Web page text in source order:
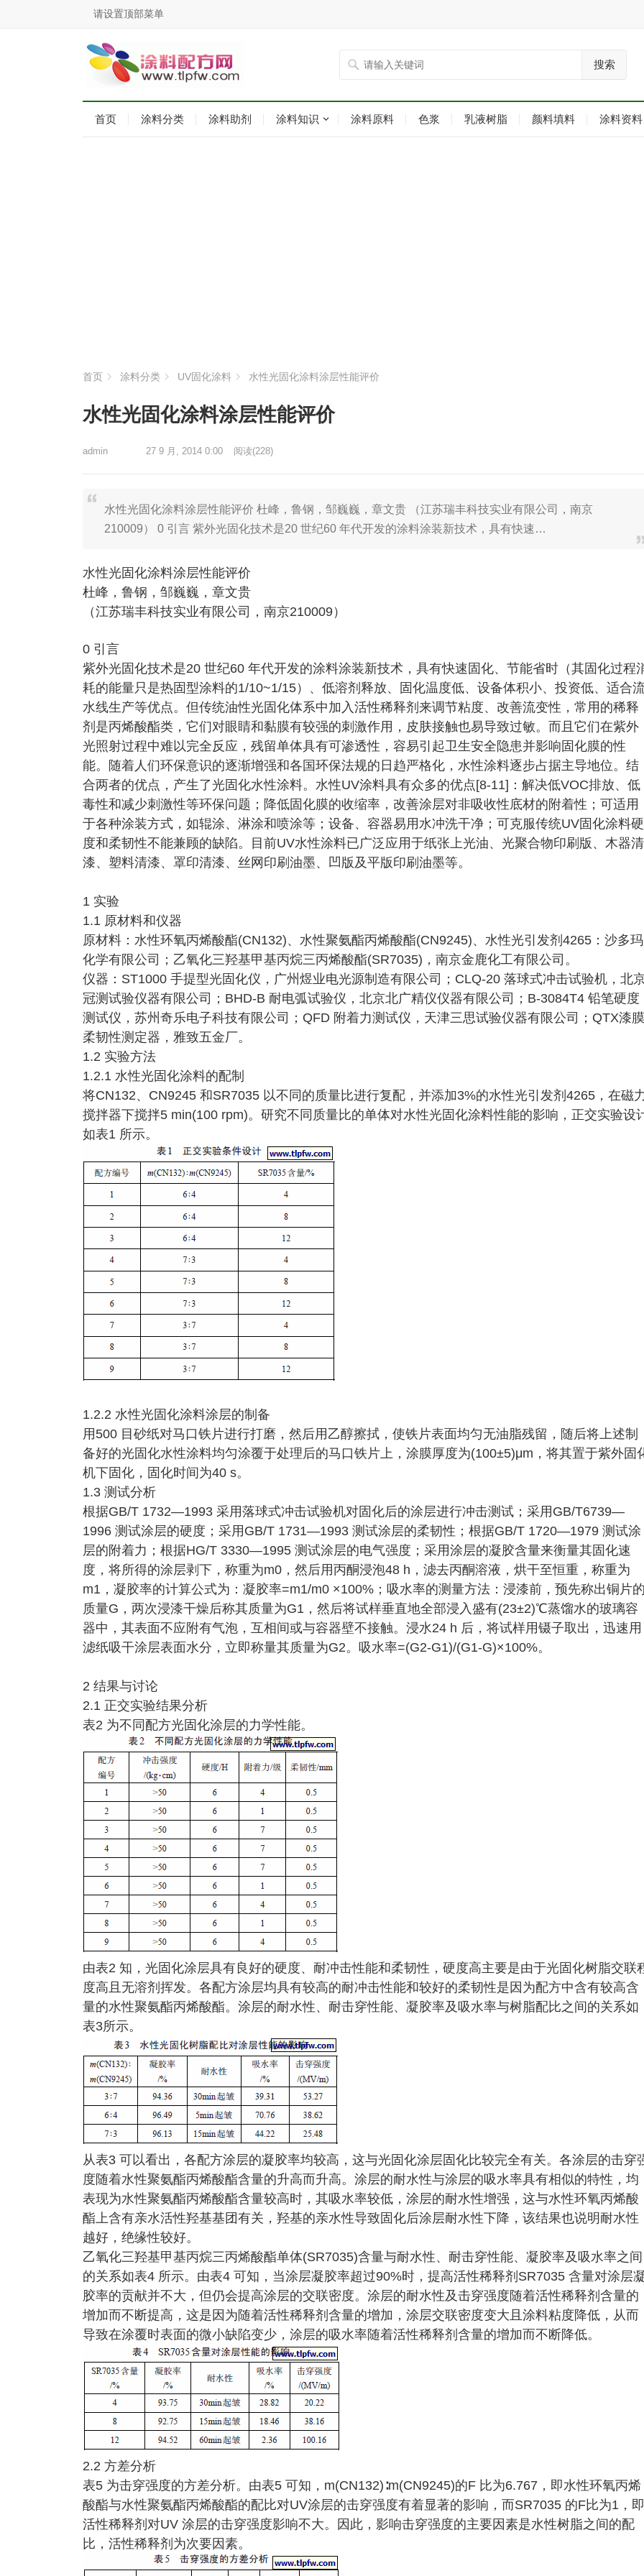
请设置顶部菜单
搜索
首页 涂料分类 涂料助剂 涂料知识 涂料原料 色浆 乳液树脂 颜料填料 涂料资料
首页 涂料分类 UV固化涂料 水性光固化涂料涂层性能评价
水性光固化涂料涂层性能评价
admin 27 9 月, 2014 0:00 阅读(228)
水性光固化涂料涂层性能评价 杜峰，鲁钢，邹巍巍，章文贵 （江苏瑞丰科技实业有限公司，南京
210009） 0 引言 紫外光固化技术是20 世纪60 年代开发的涂料涂装新技术，具有快速…
水性光固化涂料涂层性能评价
杜峰，鲁钢，邹巍巍，章文贵
（江苏瑞丰科技实业有限公司，南京210009）
0 引言
紫外光固化技术是20 世纪60 年代开发的涂料涂装新技术，具有快速固化、节能省时（其固化过程
耗的能量只是热固型涂料的1/10~1/15）、低溶剂释放、固化温度低、设备体积小、投资低、适合
水线生产等优点。但传统油性光固化体系中加入活性稀释剂来调节粘度、改善流变性，常用的稀释
剂是丙烯酸酯类，它们对眼睛和黏膜有较强的刺激作用，皮肤接触也易导致过敏。而且它们在紫外
光照射过程中难以完全反应，残留单体具有可渗透性，容易引起卫生安全隐患并影响固化膜的性
能。随着人们环保意识的逐渐增强和各国环保法规的日趋严格化，水性涂料逐步占据主导地位。结
合两者的优点，产生了光固化水性涂料。水性UV涂料具有众多的优点[8-11]：解决低VOC排放、低
毒性和减少刺激性等环保问题；降低固化膜的收缩率，改善涂层对非吸收性底材的附着性；可适用
于各种涂装方式，如辊涂、淋涂和喷涂等；设备、容器易用水冲洗干净；可克服传统UV固化涂料硬
度和柔韧性不能兼顾的缺陷。目前UV水性涂料已广泛应用于纸张上光油、光聚合物印刷版、木器清
漆、塑料清漆、罩印清漆、丝网印刷油墨、凹版及平版印刷油墨等。
1 实验
1.1 原材料和仪器
原材料：水性环氧丙烯酸酯(CN132)、水性聚氨酯丙烯酸酯(CN9245)、水性光引发剂4265：沙多玛
化学有限公司；乙氧化三羟基甲基丙烷三丙烯酸酯(SR7035)，南京金鹿化工有限公司。
仪器：ST1000 手提型光固化仪，广州煜业电光源制造有限公司；CLQ-20 落球式冲击试验机，北
冠测试验仪器有限公司；BHD-B 耐电弧试验仪，北京北广精仪仪器有限公司；B-3084T4 铅笔硬度
测试仪，苏州奇乐电子科技有限公司；QFD 附着力测试仪，天津三思试验仪器有限公司；QTX漆膜
柔韧性测定器，雅致五金厂。
1.2 实验方法
1.2.1 水性光固化涂料的配制
将CN132、CN9245 和SR7035 以不同的质量比进行复配，并添加3%的水性光引发剂4265，在磁
搅拌器下搅拌5 min(100 rpm)。研究不同质量比的单体对水性光固化涂料性能的影响，正交实验设
如表1 所示。
1.2.2 水性光固化涂料涂层的制备
用500 目砂纸对马口铁片进行打磨，然后用乙醇擦拭，使铁片表面均匀无油脂残留，随后将上述制
备好的光固化水性涂料均匀涂覆于处理后的马口铁片上，涂膜厚度为(100±5)μm，将其置于紫外固
机下固化，固化时间为40 s。
1.3 测试分析
根据GB/T 1732—1993 采用落球式冲击试验机对固化后的涂层进行冲击测试；采用GB/T6739—
1996 测试涂层的硬度；采用GB/T 1731—1993 测试涂层的柔韧性；根据GB/T 1720—1979 测试涂
层的附着力；根据HG/T 3330—1995 测试涂层的电气强度；采用涂层的凝胶含量来衡量其固化速
度，将所得的涂层剥下，称重为m0，然后用丙酮浸泡48 h，滤去丙酮溶液，烘干至恒重，称重为
m1，凝胶率的计算公式为：凝胶率=m1/m0 ×100%；吸水率的测量方法：浸漆前，预先称出铜片
质量G，两次浸漆干燥后称其质量为G1，然后将试样垂直地全部浸入盛有(23±2)℃蒸馏水的玻璃容
器中，其表面不应附有气泡，互相间或与容器壁不接触。浸水24 h 后，将试样用镊子取出，迅速用
滤纸吸干涂层表面水分，立即称量其质量为G2。吸水率=(G2-G1)/(G1-G)×100%。
2 结果与讨论
2.1 正交实验结果分析
表2 为不同配方光固化涂层的力学性能。
由表2 知，光固化涂层具有良好的硬度、耐冲击性能和柔韧性，硬度高主要是由于光固化树脂交联
度高且无溶剂挥发。各配方涂层均具有较高的耐冲击性能和较好的柔韧性是因为配方中含有较高含
量的水性聚氨酯丙烯酸酯。涂层的耐水性、耐击穿性能、凝胶率及吸水率与树脂配比之间的关系如
表3所示。
从表3 可以看出，各配方涂层的凝胶率均较高，这与光固化涂层固化比较完全有关。各涂层的击穿
度随着水性聚氨酯丙烯酸酯含量的升高而升高。涂层的耐水性与涂层的吸水率具有相似的特性，均
表现为水性聚氨酯丙烯酸酯含量较高时，其吸水率较低，涂层的耐水性增强，这与水性环氧丙烯酸
酯上含有亲水活性羟基基团有关，羟基的亲水性导致固化后涂层耐水性下降，该结果也说明耐水性
越好，绝缘性较好。
乙氧化三羟基甲基丙烷三丙烯酸酯单体(SR7035)含量与耐水性、耐击穿性能、凝胶率及吸水率之间
的关系如表4 所示。由表4 可知，当涂层凝胶率超过90%时，提高活性稀释剂SR7035 含量对涂层
胶率的贡献并不大，但仍会提高涂层的交联密度。涂层的耐水性及击穿强度随着活性稀释剂含量的
增加而不断提高，这是因为随着活性稀释剂含量的增加，涂层交联密度变大且涂料粘度降低，从而
导致在涂覆时表面的微小缺陷变少，涂层的吸水率随着活性稀释剂含量的增加而不断降低。
2.2 方差分析
表5 为击穿强度的方差分析。由表5 可知，m(CN132)∶m(CN9245)的F 比为6.767，即水性环氧丙烯
酸酯与水性聚氨酯丙烯酸酯的配比对UV涂层的击穿强度有着显著的影响，而SR7035 的F比为1，即
活性稀释剂对UV 涂层的击穿强度影响不大。因此，影响击穿强度的主要因素是水性树脂之间的配
比，活性稀释剂为次要因素。